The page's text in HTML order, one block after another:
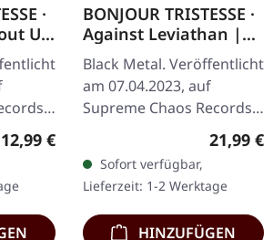
·
Us
8-
„The
Regulärer Preis:
12,99 €
BONJOUR TRISTESSE ·
Against Leviathan |
ECO RECYCLED VINYL
LP
Black Metal. Veröffentlicht
am 07.04.2023, auf
Supreme Chaos Records.
Recycletes Eco-Vinyl mit
Insert, Download-Code,
limitiert auf 200…
21,99 €
Sofort verfügbar,
Lieferzeit: 1-2 Werktage
HINZUFÜGEN